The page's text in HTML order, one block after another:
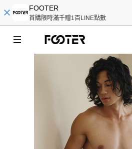
FOOTER
首購限時滿千贈1百LINE點數